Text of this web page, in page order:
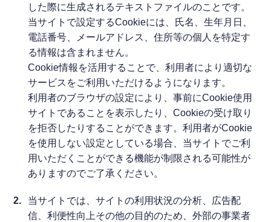
した際に生成されるテキストファイルのことです。
当サイトで設定するCookieには、氏名、生年月日、
電話番号、メールアドレス、住所等の個人を特定す
る情報は含まれません。
Cookie情報を活用することで、利用者により適切な
サービスをご利用いただけるようになります。
利用者のブラウザの設定により、事前にCookie使用
サイトであることを表示したり、Cookieの受け取り
を拒否したりすることができます。利用者がCookie
を使用しない設定としている場合、当サイトでご利
用いただくことができる機能が制限される可能性が
ありますのでご了承ください。
2.
当サイトでは、サイトの利用状況の分析、広告配
信、利便性向上その他の目的のため、外部の事業者